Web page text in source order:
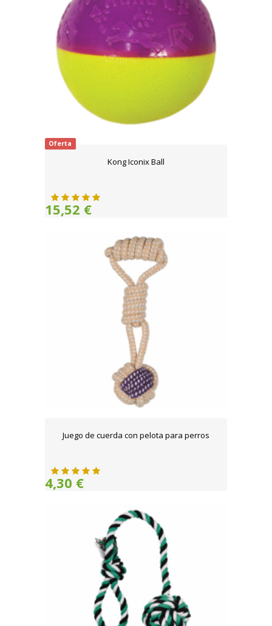
Oferta
Kong Iconix Ball
15,52 €
Juego de cuerda con pelota para perros
4,30 €